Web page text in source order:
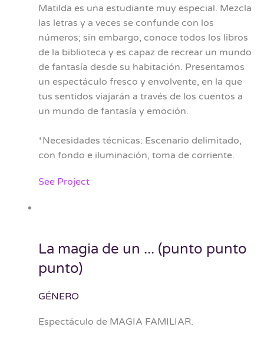
Matilda es una estudiante muy especial. Mezcla
las letras y a veces se confunde con los
números; sin embargo, conoce todos los libros
de la biblioteca y es capaz de recrear un mundo
de fantasía desde su habitación. Presentamos
un espectáculo fresco y envolvente, en la que
tus sentidos viajarán a través de los cuentos a
un mundo de fantasía y emoción.
*Necesidades técnicas: Escenario delimitado,
con fondo e iluminación, toma de corriente.
See Project
La magia de un ... (punto punto
punto)
GÉNERO
Espectáculo de MAGIA FAMILIAR.